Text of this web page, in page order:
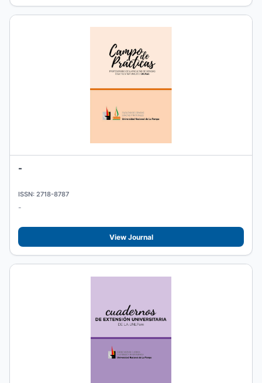
-
ISSN: 2718-8787
-
View Journal